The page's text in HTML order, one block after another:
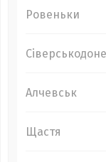
Ровеньки
Алчевськ
Щастя